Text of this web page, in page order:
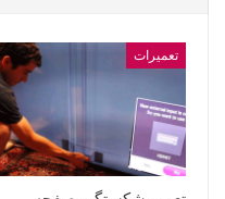
تعمیرات